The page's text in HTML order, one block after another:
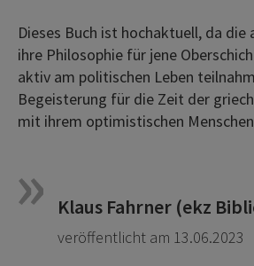
Dieses Buch ist hochaktuell, da die
ihre Philosophie für jene
aktiv am politischen Leben
Begeisterung für die Zeit der
mit ihrem optimistischen
Klaus Fahrner (ekz
veröffentlicht am 13.06.2023